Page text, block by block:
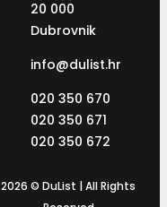
20 000
Dubrovnik
info@dulist.hr
020 350 670
020 350 671
020 350 672
2026 © DuList | All Rights